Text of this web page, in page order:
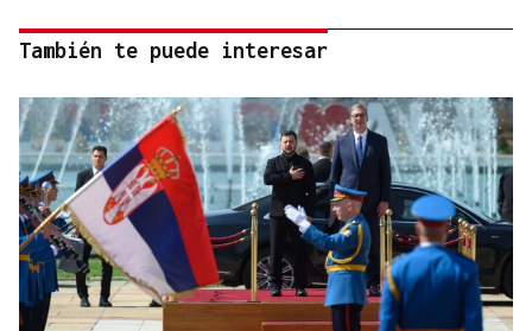
También te puede interesar